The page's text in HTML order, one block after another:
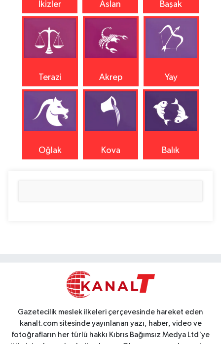
İkizler Aslan Başak
Terazi Akrep Yay
Oğlak Kova Balık
Gazetecilik meslek ilkeleri çerçevesinde hareket eden
kanalt.com sitesinde yayınlanan yazı, haber, video ve
fotoğrafların her türlü hakkı Kıbrıs Bağımsız Medya Ltd'ye